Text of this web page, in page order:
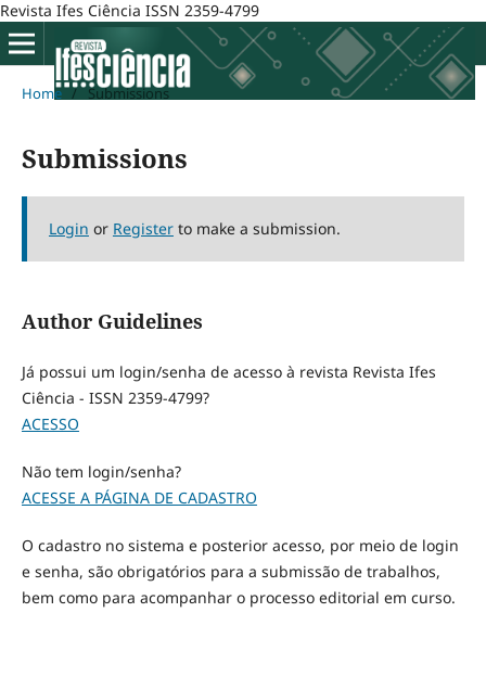
Revista Ifes Ciência ISSN 2359-4799
Home / Submissions
Submissions
Login or Registerto make a submission.
Author Guidelines
Já possui um login/senha de acesso à revista Revista Ifes
Ciência - ISSN 2359-4799?
ACESSO
Não tem login/senha?
ACESSE A PÁGINA DE CADASTRO
O cadastro no sistema e posterior acesso, por meio de login
e senha, são obrigatórios para a submissão de trabalhos,
bem como para acompanhar o processo editorial em curso.